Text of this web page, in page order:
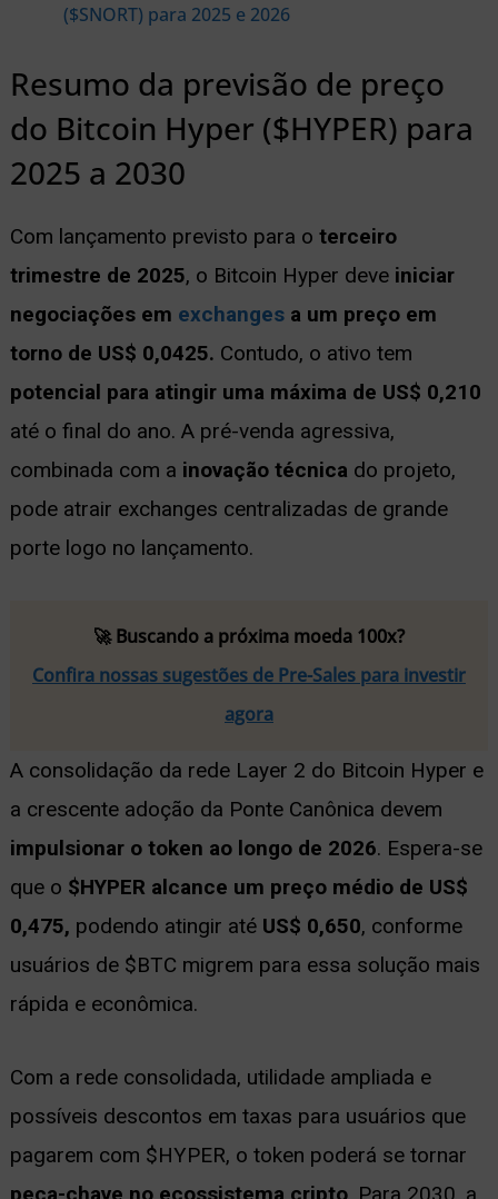
($SNORT) para 2025 e 2026
Resumo da previsão de preço
do Bitcoin Hyper ($HYPER) para
2025 a 2030
Com lançamento previsto para o terceiro
trimestre de 2025, o Bitcoin Hyper deve iniciar
negociações em exchangesa um preço em
torno de US$ 0,0425. Contudo, o ativo tem
potencial para atingir uma máxima de US$ 0,210
até o final do ano. A pré-venda agressiva,
combinada com a inovação técnica do projeto,
pode atrair exchanges centralizadas de grande
porte logo no lançamento.
🚀 Buscando a próxima moeda 100x?
Confira nossas sugestões de Pre-Sales para investir
agora
A consolidação da rede Layer 2 do Bitcoin Hyper e
a crescente adoção da Ponte Canônica devem
impulsionar o token ao longo de 2026. Espera-se
que o $HYPER alcance um preço médio de US$
0,475, podendo atingir atéUS$ 0,650, conforme
usuários de $BTC migrem para essa solução mais
rápida e econômica.
Com a rede consolidada, utilidade ampliada e
possíveis descontos em taxas para usuários que
pagarem com $HYPER, o token poderá se tornar
peça-chave no ecossistema cripto. Para 2030, a